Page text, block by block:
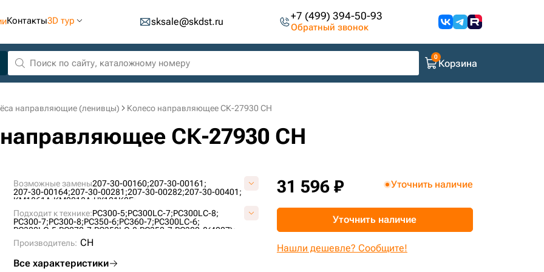
Контакты3D тур sksale@skdst.ru +7 (499) 394-50-93
Обратный звонок
Корзина
направляющие (ленивцы) Колесо направляющее СК-27930 CH
СК-27930 CH
Возможные замены207-30-00160;207-30-00161;
207-30-00164;207-30-00281;207-30-00282;207-30-00401;
KM1861A;KM2018A;UX101K2E;
Подходит к технике:PC300-5;PC300LC-7;PC300LC-8;
PC300-7;PC300-8;PC350-6;PC360-7;PC300LC-6;
PC300LC-5;PC270-7;PC350LC-8;PC350-7;PC300-8(4227);
PC350LC-7;
PC270-8;
SY415;SY375H;SY365H;
Производитель: CH
Все характеристики
31 596 ₽ Уточнить наличие
Уточнить наличие
Нашли дешевле? Сообщите!